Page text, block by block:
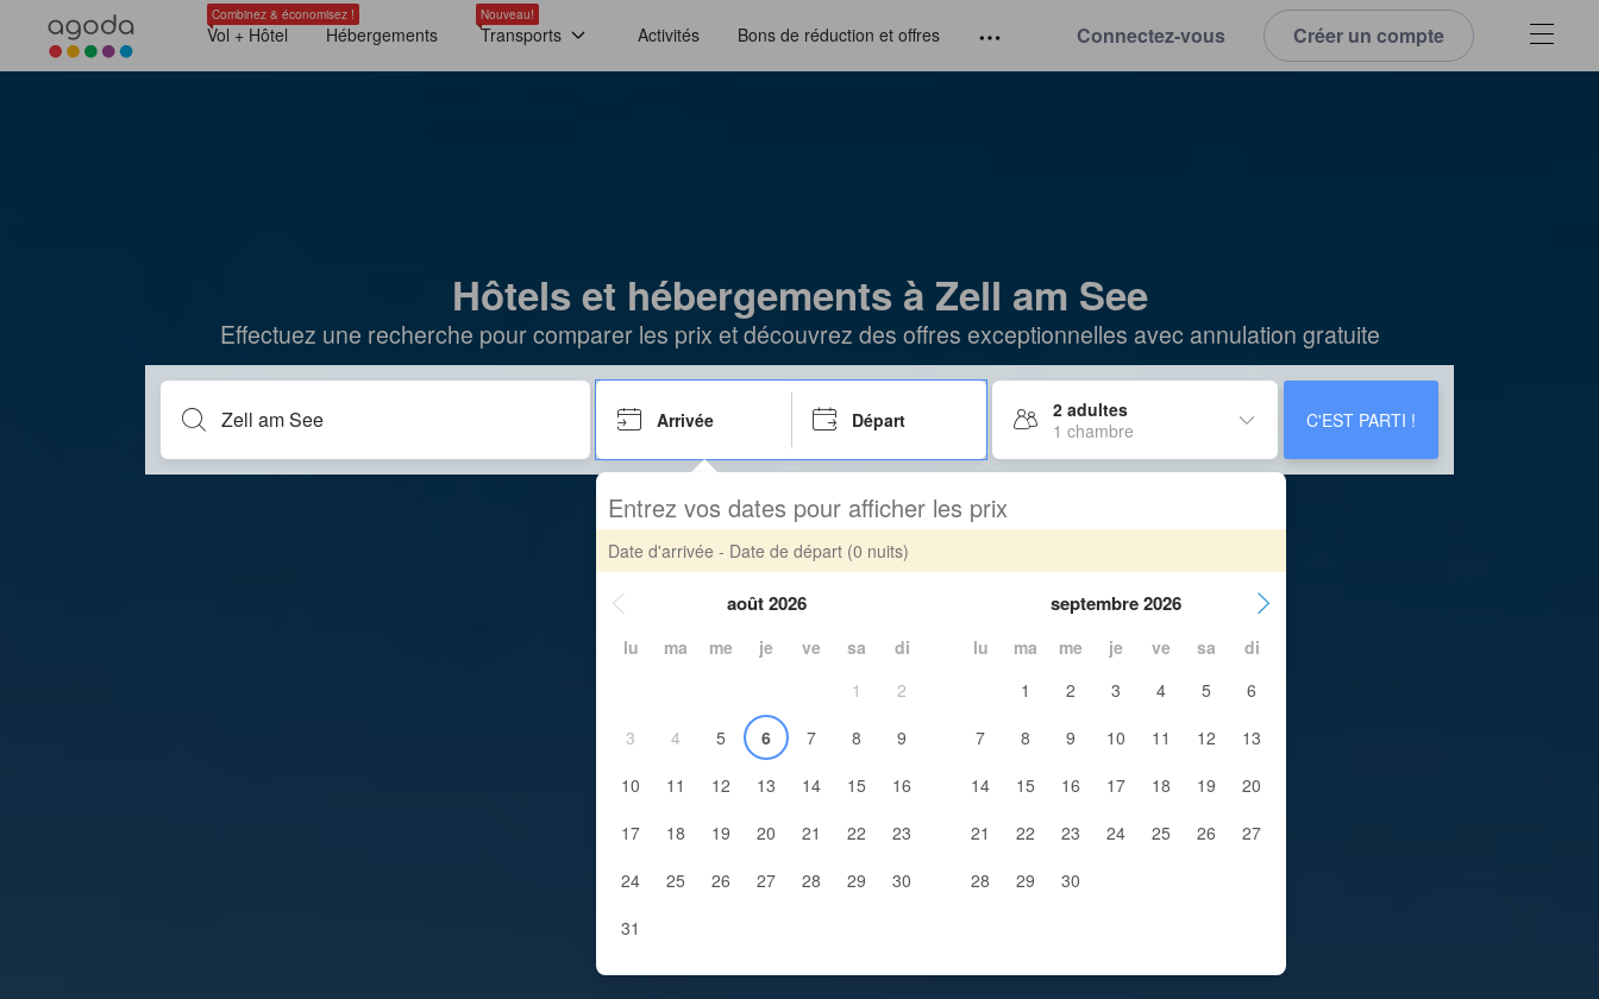
Combinez & économisez !
Vol + Hôtel Hébergements
Nouveau!
Transports Activités Bons de réduction et offres Connectez-vous Créer un compte
Hôtels et hébergements à Zell am See
Effectuez une recherche pour comparer les prix et découvrez des offres exceptionnelles avec annulation gratuite
Arrivée Départ
2 adultes
1 chambre
C'EST PARTI !
Entrez vos dates pour afficher les prix
Date d'arrivée - Date de départ (0 nuits)
août 2026
lu ma me je ve sa
di
1
2
3
4 5 6 7 8
9
10
11 12 13 14 15
16
17
18 19 20 21 22
23
24
25 26 27 28 29
30
31
septembre 2026
lu ma me je ve sa
di
1
2 3 4 5
6
7
8 9 10 11 12
13
14
15 16 17 18 19
20
21
22 23 24 25 26
27
28
29 30